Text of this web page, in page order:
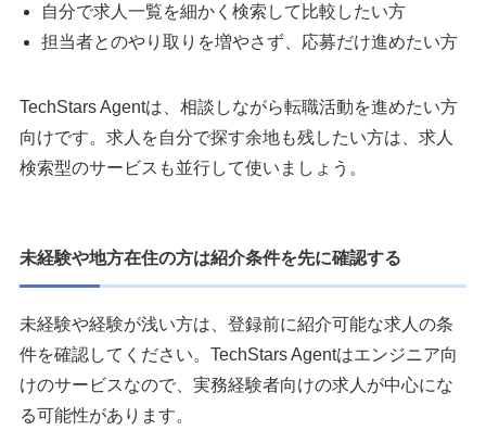
自分で求人一覧を細かく検索して比較したい方
担当者とのやり取りを増やさず、応募だけ進めたい方
TechStars Agentは、相談しながら転職活動を進めたい方
向けです。求人を自分で探す余地も残したい方は、求人
検索型のサービスも並行して使いましょう。
未経験や地方在住の方は紹介条件を先に確認する
未経験や経験が浅い方は、登録前に紹介可能な求人の条
件を確認してください。TechStars Agentはエンジニア向
けのサービスなので、実務経験者向けの求人が中心にな
る可能性があります。